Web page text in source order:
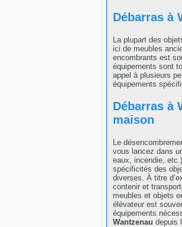
Débarras à
La plupart des
ici de meubles
encombrants est
équipements sont
appel à plusieurs
équipements
Débarras à
maison
Le
vous lancez dans
eaux, incendie,
spécificités des
diverses. À titre
contenir et
meubles et objets
élévateur est
équipements
Wantzenau depuis